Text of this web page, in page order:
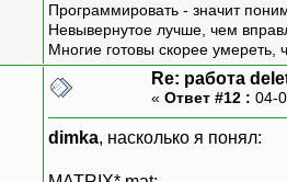
Программировать - значит
Невывернутое лучше, чем
Многие готовы скорее умереть,
Re: работа
« Ответ #12 : 04-
dimka, насколько я понял: